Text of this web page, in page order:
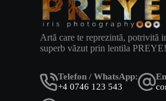
Artă care te reprezintă, potrivită
superb văzut prin lentila PREYE!
Telefon / WhatsApp:
+4 0746 123 543